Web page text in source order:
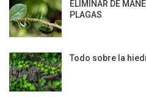
ELIMINAR DE
PLAGAS
Todo sobre la